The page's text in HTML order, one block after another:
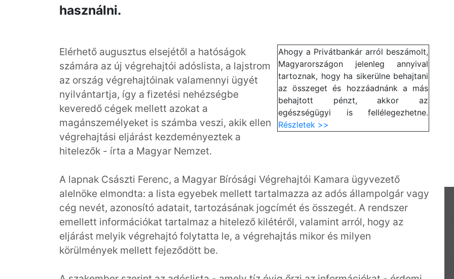
használni.
Ahogy a Privátbankár arról beszámolt,
Magyarországon jelenleg annyival
tartoznak, hogy ha sikerülne behajtani
az összeget és hozzáadnánk a más
behajtott pénzt, akkor az
egészségügyi is fellélegezhetne.
Részletek >>
Elérhető augusztus elsejétől a hatóságok
számára az új végrehajtói adóslista, a lajstrom
az ország végrehajtóinak valamennyi ügyét
nyilvántartja, így a fizetési nehézségbe
keveredő cégek mellett azokat a
magánszemélyeket is számba veszi, akik ellen
végrehajtási eljárást kezdeményeztek a
hitelezők - írta a Magyar Nemzet.
A lapnak Császti Ferenc, a Magyar Bírósági Végrehajtói Kamara ügyvezető
alelnöke elmondta: a lista egyebek mellett tartalmazza az adós állampolgár vagy
cég nevét, azonosító adatait, tartozásának jogcímét és összegét. A rendszer
emellett információkat tartalmaz a hitelező kilétéről, valamint arról, hogy az
eljárást melyik végrehajtó folytatta le, a végrehajtás mikor és milyen
körülmények mellett fejeződött be.